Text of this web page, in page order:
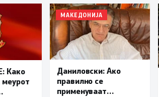
Како
МАКЕДОНИЈА
Даниловски: Ако
правилно се
применуваат